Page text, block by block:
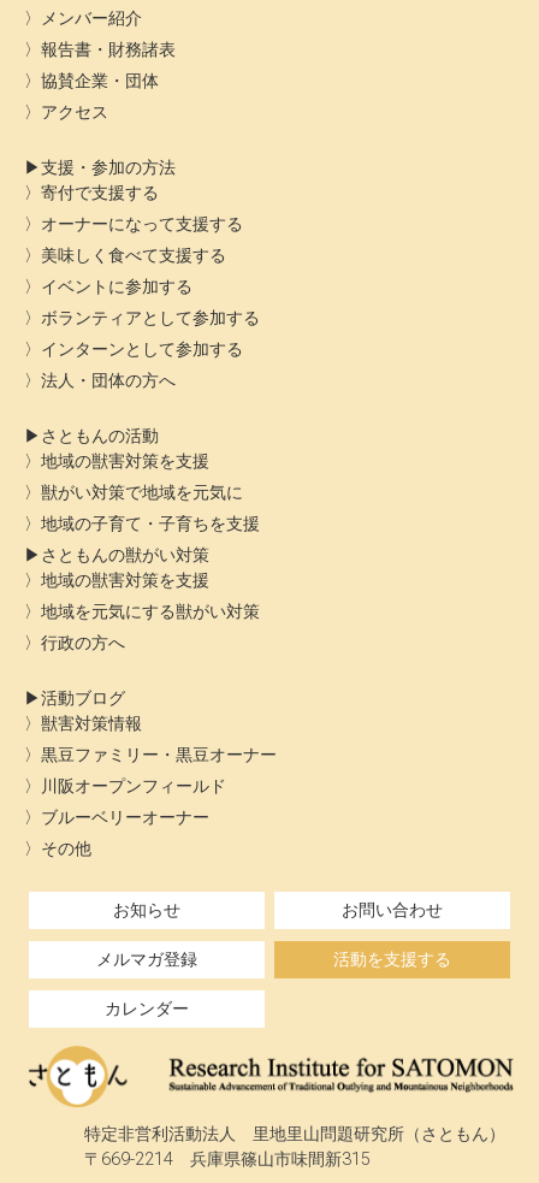
メンバー紹介
報告書・財務諸表
協賛企業・団体
アクセス
支援・参加の方法
寄付で支援する
オーナーになって支援する
美味しく食べて支援する
イベントに参加する
ボランティアとして参加する
インターンとして参加する
法人・団体の方へ
さともんの活動
地域の獣害対策を支援
獣がい対策で地域を元気に
地域の子育て・子育ちを支援
さともんの獣がい対策
地域の獣害対策を支援
地域を元気にする獣がい対策
行政の方へ
活動ブログ
獣害対策情報
黒豆ファミリー・黒豆オーナー
川阪オープンフィールド
ブルーベリーオーナー
その他
お知らせ お問い合わせ
メルマガ登録 活動を支援する
カレンダー
特定非営利活動法人 里地里山問題研究所（さともん）
〒669-2214 兵庫県篠山市味間新315